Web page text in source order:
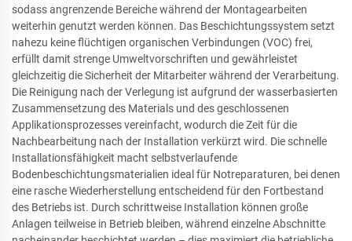
sodass angrenzende Bereiche während der Montagearbeiten
weiterhin genutzt werden können. Das Beschichtungssystem setzt
nahezu keine flüchtigen organischen Verbindungen (VOC) frei,
erfüllt damit strenge Umweltvorschriften und gewährleistet
gleichzeitig die Sicherheit der Mitarbeiter während der Verarbeitung.
Die Reinigung nach der Verlegung ist aufgrund der wasserbasierten
Zusammensetzung des Materials und des geschlossenen
Applikationsprozesses vereinfacht, wodurch die Zeit für die
Nachbearbeitung nach der Installation verkürzt wird. Die schnelle
Installationsfähigkeit macht selbstverlaufende
Bodenbeschichtungsmaterialien ideal für Notreparaturen, bei denen
eine rasche Wiederherstellung entscheidend für den Fortbestand
des Betriebs ist. Durch schrittweise Installation können große
Anlagen teilweise in Betrieb bleiben, während einzelne Abschnitte